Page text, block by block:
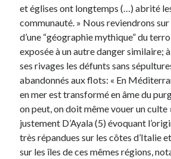
et églises ont longtemps (…) abrité
communauté. » Nous reviendrons
d’une “géographie mythique” du
exposée à un autre danger similaire;
ses rivages les défunts sans
abandonnés aux flots: « En
en mer est transformé en âme du
on peut, on doit même vouer un
justement D’Ayala (5) évoquant
très répandues sur les côtes d’Italie
sur les îles de ces mêmes régions,